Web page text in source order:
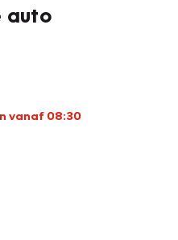
auto
vanaf 08:30